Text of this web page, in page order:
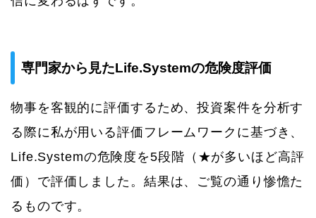
専門家から見たLife.Systemの危険度評価
物事を客観的に評価するため、投資案件を分析す
る際に私が用いる評価フレームワークに基づき、
Life.Systemの危険度を5段階（★が多いほど高評
価）で評価しました。結果は、ご覧の通り惨憺た
るものです。